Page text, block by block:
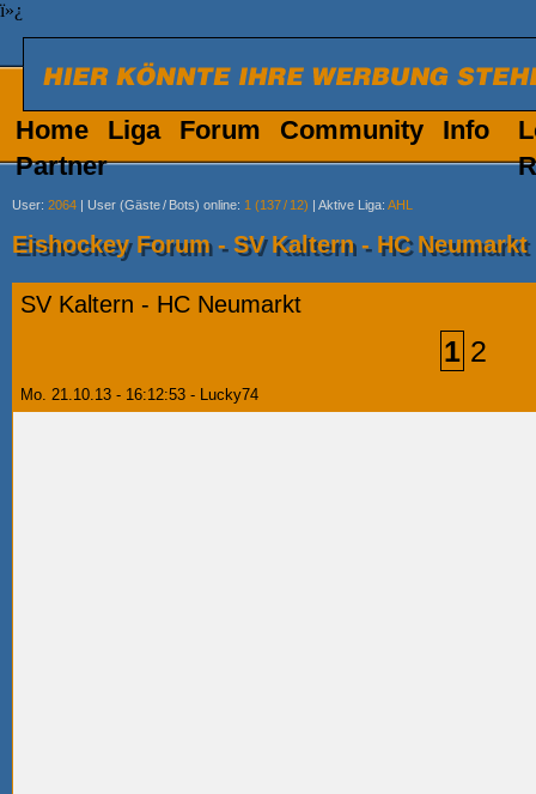
ï»¿
Home Liga Forum Community
Info
Partner
User: 2064 | User (Gäste/ Bots) online: 1 (137/ 12) | Aktive Liga: AHL
Eishockey Forum - SV Kaltern - HC Neumarkt
SV Kaltern - HC Neumarkt
1 2
Mo. 21.10.13 - 16:12:53 - Lucky74